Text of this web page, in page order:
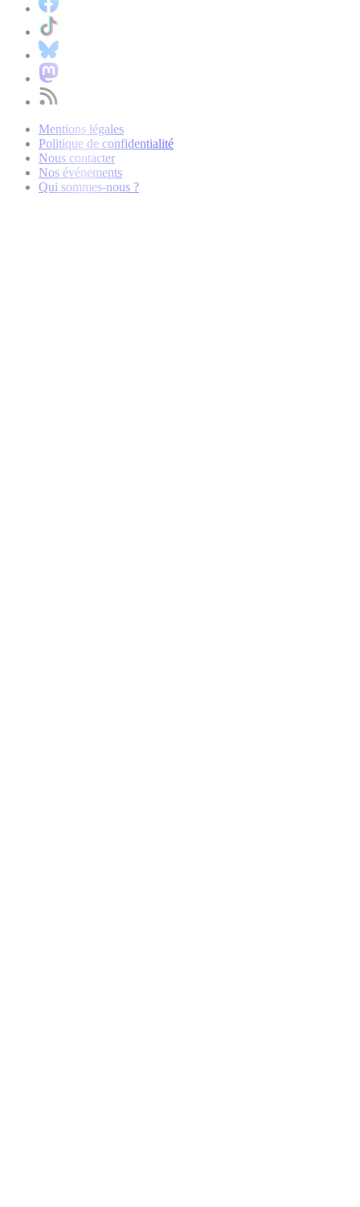
Mentions légales
Politique de confidentialité
Nous contacter
Nos événements
Qui sommes-nous ?